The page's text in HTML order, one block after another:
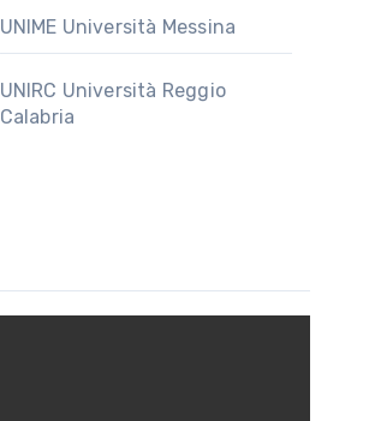
UNIME Università Messina
UNIRC Università Reggio
Calabria